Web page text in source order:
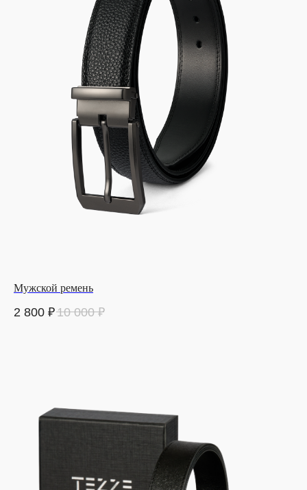
Мужской ремень
2 800 ₽10 000 ₽